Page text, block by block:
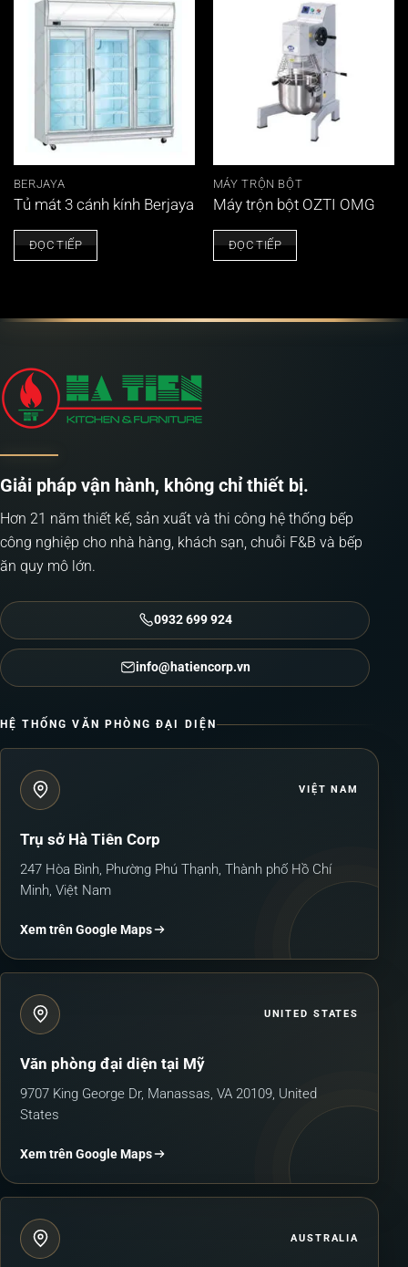
BERJAYA
Tủ mát 3 cánh kính Berjaya
ĐỌC TIẾP
MÁY TRỘN BỘT
Máy trộn bột OZTI OMG
ĐỌC TIẾP
Giải pháp vận hành, không chỉ thiết bị.
Hơn 21 năm thiết kế, sản xuất và thi công hệ thống bếp
công nghiệp cho nhà hàng, khách sạn, chuỗi F&B và bếp
ăn quy mô lớn.
0932 699 924
info@hatiencorp.vn
HỆ THỐNG VĂN PHÒNG ĐẠI DIỆN
VIỆT NAM
Trụ sở Hà Tiên Corp
247 Hòa Bình, Phường Phú Thạnh, Thành phố Hồ Chí
Minh, Việt Nam
Xem trên Google Maps
UNITED STATES
Văn phòng đại diện tại Mỹ
9707 King George Dr, Manassas, VA 20109, United
States
Xem trên Google Maps
AUSTRALIA